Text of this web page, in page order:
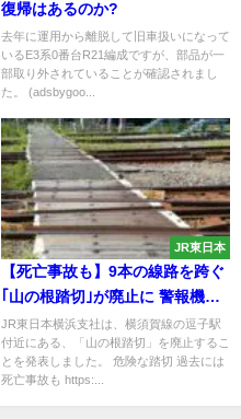
復帰はあるのか?
去年に運用から離脱して旧車扱いになって
いるE3系0番台R21編成ですが、部品が一
部取り外されていることが確認されまし
た。 (adsbygoo...
JR東日本
【死亡事故も】9本の線路を跨ぐ
｢山の根踏切｣が廃止に 警報機や
遮断機がなく危険
JR東日本横浜支社は、横須賀線の逗子駅
付近にある、「山の根踏切」を廃止するこ
とを発表しました。 危険な踏切 過去には
死亡事故も https:...